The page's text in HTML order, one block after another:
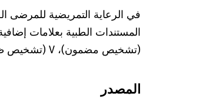
في الرعاية التمريضية للمرضى
(تشخيص مضمون)، V (تشخيص ظني) و Z (الحالة بعد التشخيص المعني).
المصدر